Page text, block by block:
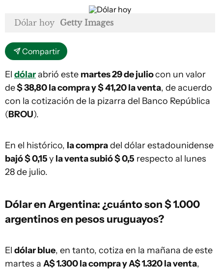
Dólar hoy Getty Images
Compartir
El dólarabrió este martes 29 de juliocon un valor
de$ 38,80 la compra y $ 41,20la venta, de acuerdo
con la cotización de la pizarra del Banco República
(BROU).
En el histórico, la compradel dólar estadounidense
bajó $ 0,15y la venta subió $ 0,5 respecto al lunes
28 de julio.
Dólar en Argentina: ¿cuánto son $ 1.000
argentinos en pesos uruguayos?
El dólar blue, en tanto, cotiza en la mañana de este
martes a A$ 1.300 la compra y A$ 1.320 la venta,